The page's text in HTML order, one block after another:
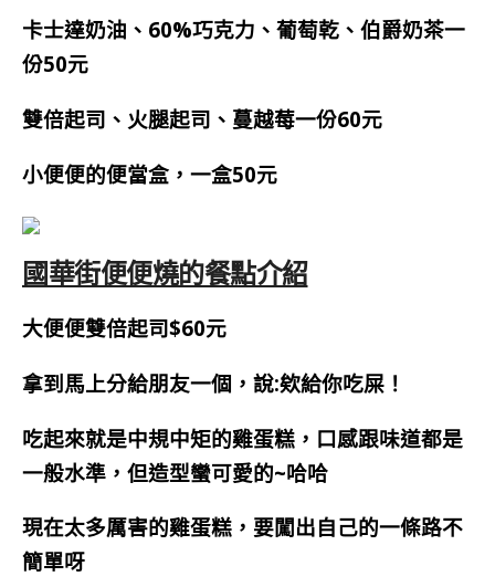
卡士達奶油、60%巧克力、葡萄乾、伯爵奶茶一
份50元
雙倍起司、火腿起司、蔓越莓一份60元
小便便的便當盒，一盒50元
國華街便便燒的餐點介紹
大便便雙倍起司$60元
拿到馬上分給朋友一個，說:欸給你吃屎！
吃起來就是中規中矩的雞蛋糕，口感跟味道都是
一般水準，但造型蠻可愛的~哈哈
現在太多厲害的雞蛋糕，要闖出自己的一條路不
簡單呀